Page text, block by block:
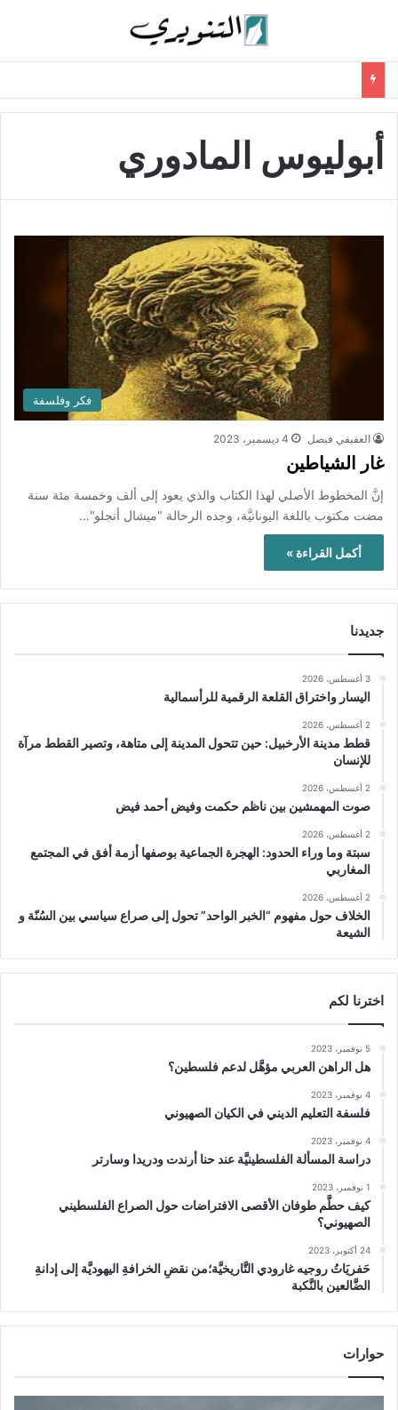
أبوليوس المادوري
فكر وفلسفة
العفيفي فيصل 4 ديسمبر، 2023
غار الشياطين
إنَّ المخطوط الأصلي لهذا الكتاب والذي يعود إلى ألف وخمسة مئة سنة
مضت مكتوب باللغة اليونانيَّة، وجده الرحالة "ميشال أنجلو"…
أكمل القراءة »
جديدنا
3 أغسطس، 2026
اليسار واختراق القلعة الرقمية للرأسمالية
2 أغسطس، 2026
قطط مدينة الأرخبيل: حين تتحول المدينة إلى متاهة، وتصير القطط مرآة
للإنسان
2 أغسطس، 2026
صوت المهمشين بين ناظم حكمت وفيض أحمد فيض
2 أغسطس، 2026
سبتة وما وراء الحدود: الهجرة الجماعية بوصفها أزمة أفق في المجتمع
المغاربي
2 أغسطس، 2026
الخلاف حول مفهوم “الخبر الواحد” تحول إلى صراع سياسي بين السُنّة و
الشيعة
اخترنا لكم
5 نوفمبر، 2023
هل الراهن العربي مؤهَّل لدعم فلسطين؟
4 نوفمبر، 2023
فلسفة التعليم الديني في الكيان الصهيوني
4 نوفمبر، 2023
دراسة المسألة الفلسطينيَّة عند حنا أرندت ودريدا وسارتر
1 نوفمبر، 2023
كيف حطَّم طوفان الأقصى الافتراضات حول الصراع الفلسطيني
الصهيوني؟
24 أكتوبر، 2023
حَفريَاتُ روجيه غارودي التَّاريخيَّة؛من نقضِ الخرافةِ اليهوديَّة إلى إدانةِ
الضَّالعين بالنَّكبة
حوارات